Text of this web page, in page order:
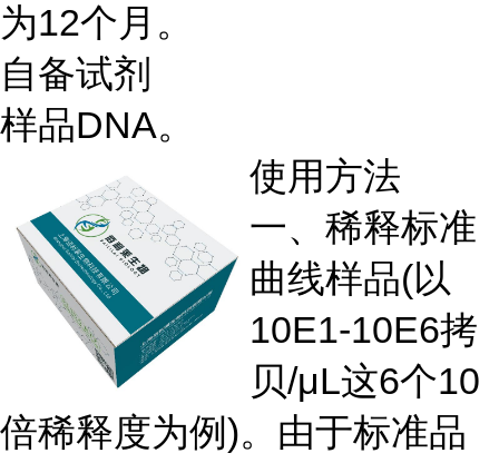
为12个月。
自备试剂
样品DNA。
使用方法
一、稀释标准
曲线样品(以
10E1-10E6拷
贝/μL这6个10
倍稀释度为例)。由于标准品